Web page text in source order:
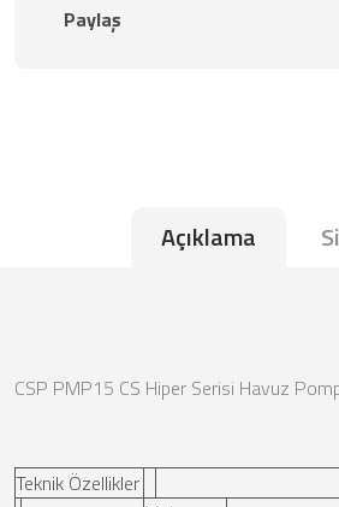
Paylaş
Açıklama
CSP PMP15 CS Hiper Serisi Havuz
Teknik Özellikler